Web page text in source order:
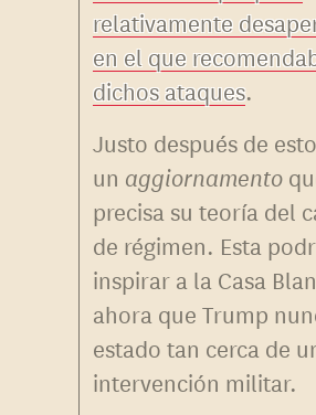
relativamente
en el que
dichos ataques.
Justo después de
un aggiornamento
precisa su teoría del
de régimen. Esta
inspirar a la Casa
ahora que Trump
estado tan cerca de
intervención militar.